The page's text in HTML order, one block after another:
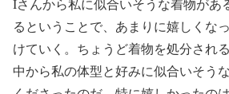
Iさんから私に似合いそうな着物があ
るということで、あまりに嬉しくな
けていく。ちょうど着物を処分され
中から私の体型と好みに似合いそう